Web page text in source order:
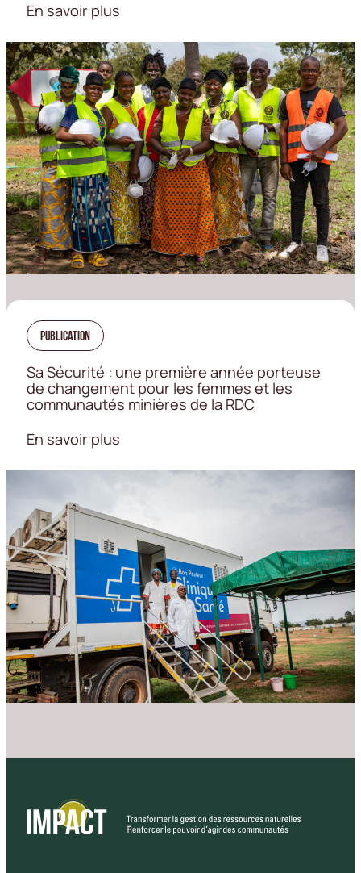
En savoir plus
Publication
Sa Sécurité : une première année porteuse
de changement pour les femmes et les
communautés minières de la RDC
En savoir plus